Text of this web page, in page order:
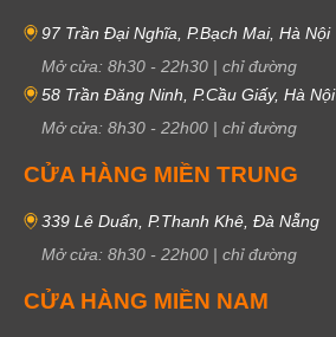
97 Trần Đại Nghĩa, P.Bạch Mai, Hà Nội
Mở cửa: 8h30 - 22h30 | chỉ đường
58 Trần Đăng Ninh, P.Cầu Giấy, Hà Nội
Mở cửa: 8h30 - 22h00 | chỉ đường
CỬA HÀNG MIỀN TRUNG
339 Lê Duẩn, P.Thanh Khê, Đà Nẵng
Mở cửa: 8h30 - 22h00 | chỉ đường
CỬA HÀNG MIỀN NAM